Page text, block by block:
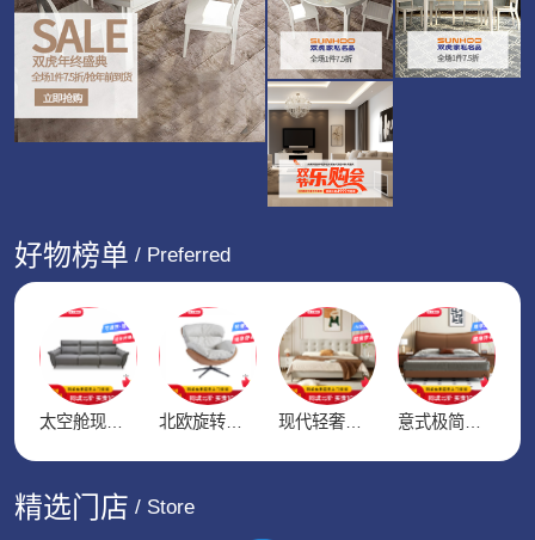
好物榜单 / Preferred
太空舱现代简约多功能真皮沙发可伸缩直排 北欧旋转单人沙发椅客厅懒人休闲椅蛋壳椅 现代轻奢高端大气真皮软床主卧双人床 意式极简双人主卧真皮床现代简约小户型轻奢皮床
精选门店 / Store